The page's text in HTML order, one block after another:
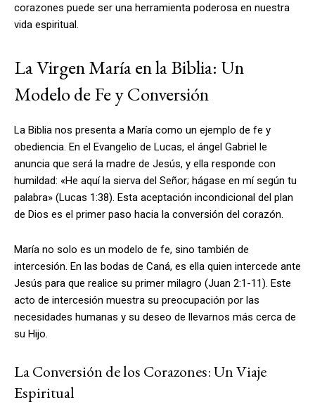
corazones puede ser una herramienta poderosa en nuestra
vida espiritual.
La Virgen María en la Biblia: Un
Modelo de Fe y Conversión
La Biblia nos presenta a María como un ejemplo de fe y
obediencia. En el Evangelio de Lucas, el ángel Gabriel le
anuncia que será la madre de Jesús, y ella responde con
humildad: «He aquí la sierva del Señor; hágase en mí según tu
palabra» (Lucas 1:38). Esta aceptación incondicional del plan
de Dios es el primer paso hacia la conversión del corazón.
María no solo es un modelo de fe, sino también de
intercesión. En las bodas de Caná, es ella quien intercede ante
Jesús para que realice su primer milagro (Juan 2:1-11). Este
acto de intercesión muestra su preocupación por las
necesidades humanas y su deseo de llevarnos más cerca de
su Hijo.
La Conversión de los Corazones: Un Viaje
Espiritual